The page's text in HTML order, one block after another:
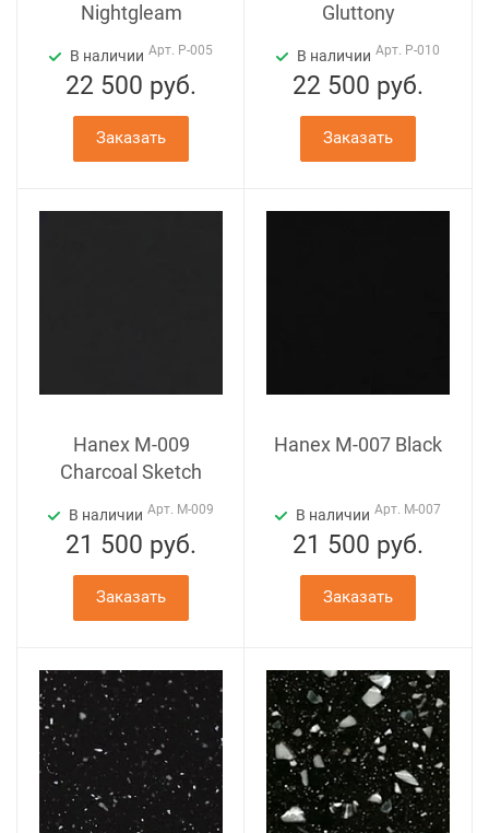
Nightgleam
В наличии Арт. P-005
22 500 руб.
Заказать
Gluttony
В наличии Арт. P-010
22 500 руб.
Заказать
Hanex M-009
Charcoal Sketch
В наличии Арт. M-009
21 500 руб.
Заказать
Hanex M-007 Black
В наличии Арт. M-007
21 500 руб.
Заказать